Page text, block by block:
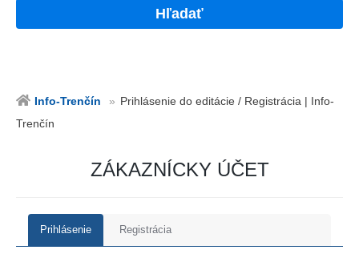
Hľadať
Info-Trenčín
Prihlásenie do editácie / Registrácia | Info-
Trenčín
ZÁKAZNÍCKY ÚČET
Prihlásenie Registrácia